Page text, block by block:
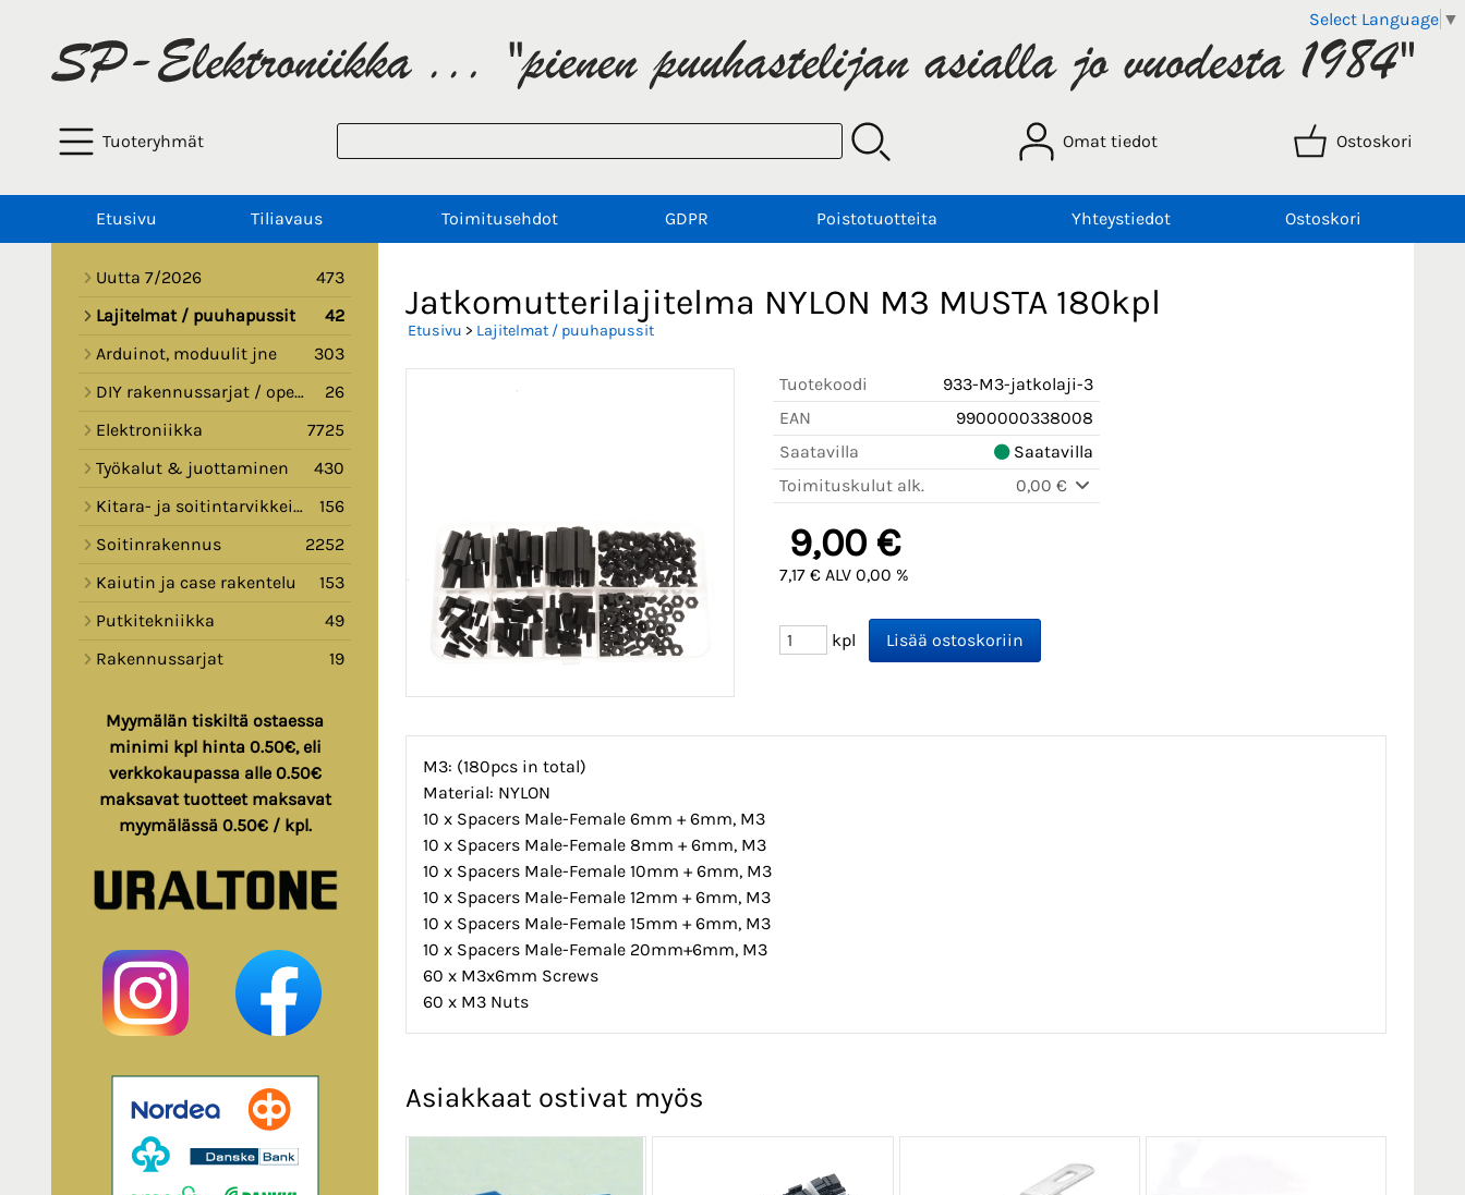
Select Language ▼
Tuoteryhmät Omat tiedot Ostoskori
Etusivu Tiliavaus Toimitusehdot GDPR Poistotuotteita Yhteystiedot Ostoskori
Uutta 7/2026
473
Lajitelmat / puuhapussit
42
Arduinot, moduulit jne
303
DIY rakennussarjat / opetussarjat
26
Elektroniikka
7725
Työkalut & juottaminen
430
Kitara- ja soitintarvikkeita
156
Soitinrakennus
2252
Kaiutin ja case rakentelu
153
Putkitekniikka
49
Rakennussarjat
19
Myymälän tiskiltä ostaessa
minimi kpl hinta 0.50€, eli
verkkokaupassa alle 0.50€
maksavat tuotteet maksavat
myymälässä 0.50€ / kpl.
Jatkomutterilajitelma NYLON M3 MUSTA 180kpl
Etusivu > Lajitelmat / puuhapussit
Tuotekoodi
933-M3-jatkolaji-3
EAN
9900000338008
Saatavilla
Saatavilla
Toimituskulut alk.
0,00 €
9,00 €
7,17 € ALV 0,00 %
kpl
M3: (180pcs in total)
Material: NYLON
10 x Spacers Male-Female 6mm + 6mm, M3
10 x Spacers Male-Female 8mm + 6mm, M3
10 x Spacers Male-Female 10mm + 6mm, M3
10 x Spacers Male-Female 12mm + 6mm, M3
10 x Spacers Male-Female 15mm + 6mm, M3
10 x Spacers Male-Female 20mm+6mm, M3
60 x M3x6mm Screws
60 x M3 Nuts
Asiakkaat ostivat myös